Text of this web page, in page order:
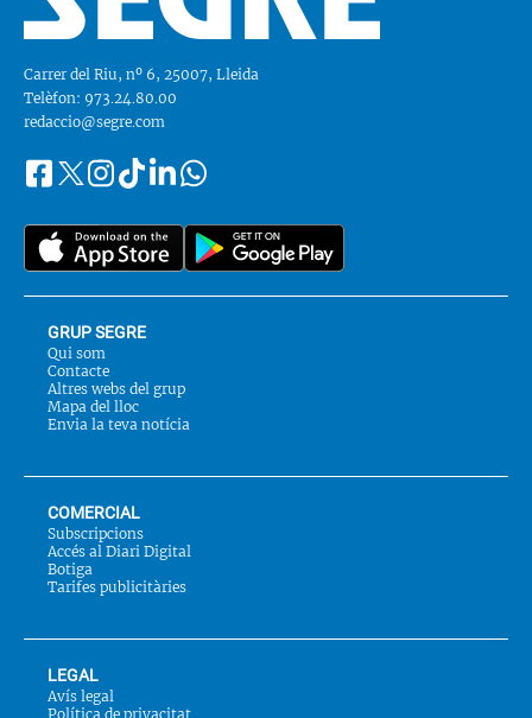
Carrer del Riu, nº 6, 25007, Lleida
Telèfon: 973.24.80.00
redaccio@segre.com
Segueix-
a::
FacebookInstagram
TiktokLinkedinWhatsapp
GRUP SEGRE
Qui som
Contacte
Altres webs del grup
Mapa del lloc
Envia la teva notícia
COMERCIAL
Subscripcions
Accés al Diari Digital
Botiga
Tarifes publicitàries
LEGAL
Avís legal
Política de privacitat